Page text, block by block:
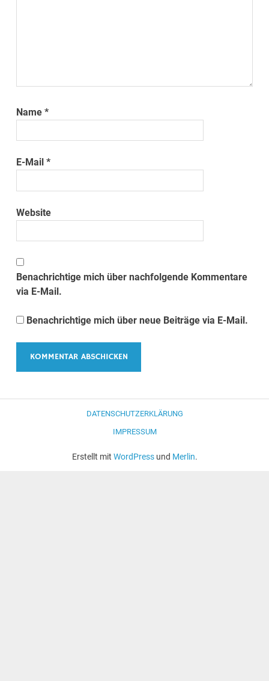
Name*
E-Mail*
Website
Benachrichtige mich über nachfolgende Kommentare
via E-Mail.
Benachrichtige mich über neue Beiträge via E-Mail.
DATENSCHUTZERKLÄRUNG
IMPRESSUM
Erstellt mit WordPressund Merlin.